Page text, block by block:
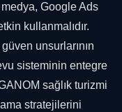
Google Ads
kullanmalıdır.
unsurlarının
sisteminin entegre
sağlık turizmi
stratejilerini